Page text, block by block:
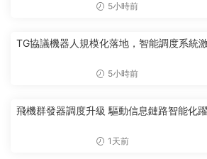
5小時前
TG協議機器人規模化落地，智能調度系統
5小時前
飛機群發器調度升級 驅動信息鏈路智能化
1天前